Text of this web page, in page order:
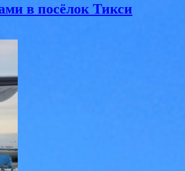
в посёлок Тикси